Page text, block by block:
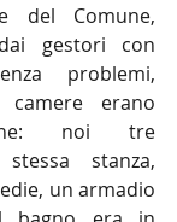
del Comune,
gestori con
problemi,
erano
noi tre
stanza,
un armadio